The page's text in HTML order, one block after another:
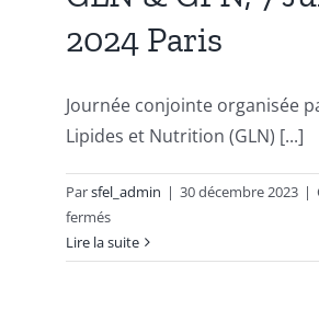
2024 Paris
Journée conjointe organisée
Lipides et Nutrition (GLN) [...]
Parsfel_admin | 30 décembre 2023 |
ferméssur
Sport
&
Lire la suite